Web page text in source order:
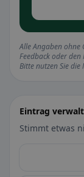
Alle Angaben ohne
Feedback oder
Bitte nutzen Sie
Eintrag
Stimmt etwas